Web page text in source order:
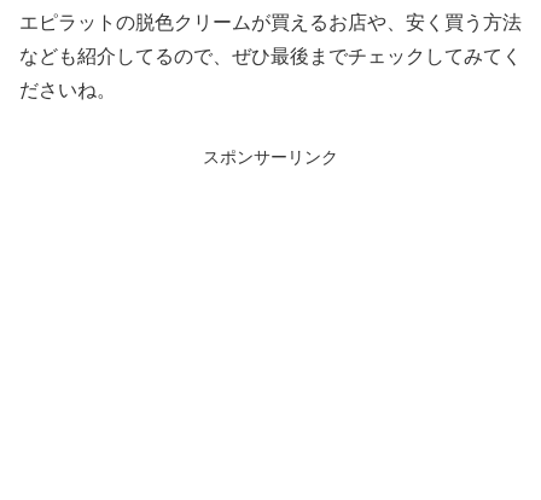
エピラットの脱色クリームが買えるお店や、安く買う方法
なども紹介してるので、ぜひ最後までチェックしてみてく
ださいね。
スポンサーリンク